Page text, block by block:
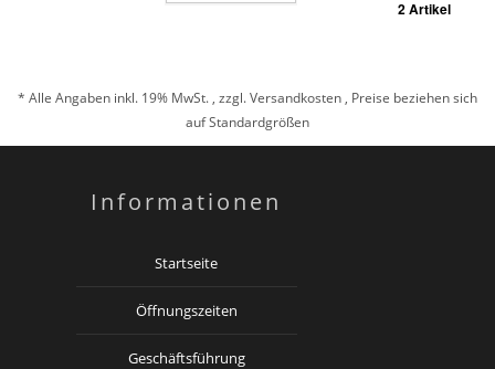
2 Artikel
* Alle Angaben inkl. 19% MwSt. , zzgl.Versandkosten , Preise beziehen sich
auf Standardgrößen
Informationen
Startseite
Öffnungszeiten
Geschäftsführung